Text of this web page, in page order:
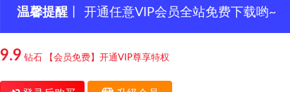
温馨提醒 丨 开通任意VIP会员全站免费下载哟~
9.9 钻石 【会员免费】开通VIP尊享特权